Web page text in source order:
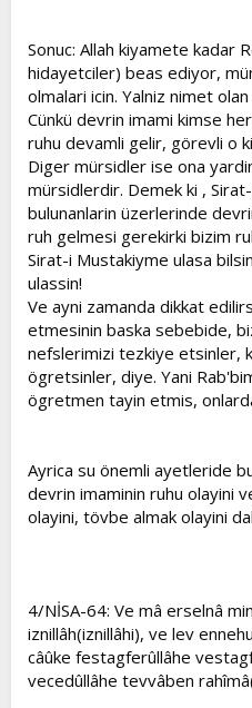
Sonuc: Allah kiyamete kadar
hidayetciler) beas ediyor,
olmalari icin. Yalniz nimet
Cünkü devrin imami kimse
ruhu devamli gelir, görevli o
Diger mürsidler ise ona
mürsidlerdir. Demek ki ,
bulunanlarin üzerlerinde
ruh gelmesi gerekirki bizim
Sirat-i Mustakiyme ulasa
ulassin!
Ve ayni zamanda dikkat
etmesinin baska sebebide,
nefslerimizi tezkiye etsinler,
ögretsinler, diye. Yani
ögretmen tayin etmis,
Ayrica su önemli ayetleride
devrin imaminin ruhu olayini
olayini, tövbe almak olayini
4/NİSA-64: Ve mâ erselnâ
iznillâh(iznillâhi), ve lev
câûke festagferûllâhe
vecedûllâhe tevvâben